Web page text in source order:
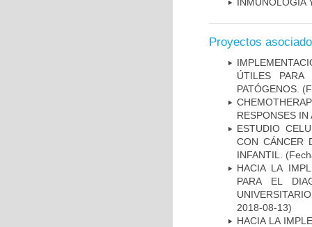
Proyectos
ÚTILES
PATÓGENOS.
RESPONSES IN
ESTUDIO
CON CÁNCER
INFANTIL.
HACIA LA
PARA EL
2018-08-13)
HACIA LA